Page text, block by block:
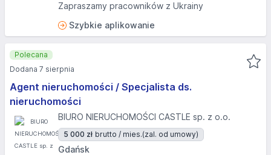
Zapraszamy pracowników z Ukrainy
Szybkie aplikowanie
Agent nieruchomości / Specjalista ds.
nieruchomości
BIURO NIERUCHOMOŚCI CASTLE sp. z o.o.
5 000 zł brutto / mies.(zal. od umowy)
Gdańsk
Polecana
Dodana 7 sierpnia